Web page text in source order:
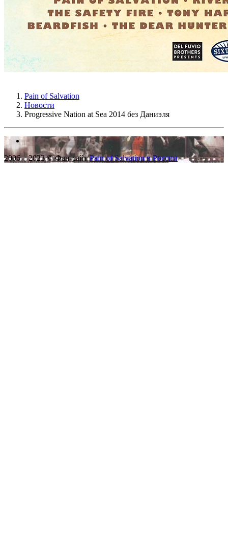
Pain of Salvation
Новости
Progressive Nation at Sea 2014 без Даниэля
2006—2023 © Фан-сайтPain of Salvation в России